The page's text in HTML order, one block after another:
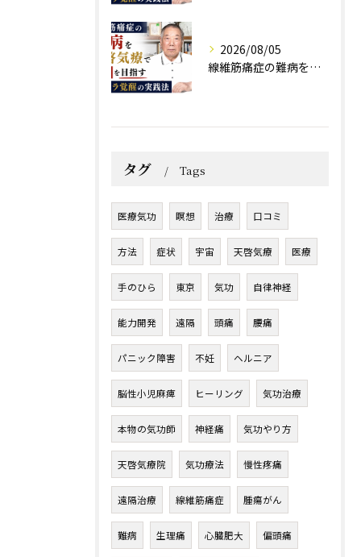
2026/08/05
線維筋痛症の難病を天啓気療で寛解を目指すチャクラ覚醒の実践法
タグ Tags
医療気功 瞑想 治療 口コミ
方法 症状 宇宙 天啓気療 医療
手のひら 東京 気功 自律神経
能力開発 遠隔 頭痛 腰痛
パニック障害 不妊 ヘルニア
脳性小児麻痺 ヒーリング 気功治療
本物の気功師 神経痛 気功やり方
天啓気療院 気功療法 慢性疼痛
遠隔治療 線維筋痛症 腫瘍がん
難病 生理痛 心臓肥大 偏頭痛